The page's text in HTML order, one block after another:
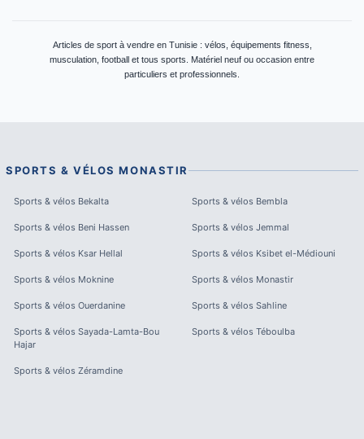
Articles de sport à vendre en Tunisie : vélos, équipements fitness,
musculation, football et tous sports. Matériel neuf ou occasion entre
particuliers et professionnels.
SPORTS & VÉLOS MONASTIR
Sports & vélos Bekalta Sports & vélos Bembla
Sports & vélos Beni Hassen Sports & vélos Jemmal
Sports & vélos Ksar Hellal Sports & vélos Ksibet el-Médiouni
Sports & vélos Moknine Sports & vélos Monastir
Sports & vélos Ouerdanine Sports & vélos Sahline
Sports & vélos Sayada-Lamta-Bou
Hajar
Sports & vélos Téboulba
Sports & vélos Zéramdine